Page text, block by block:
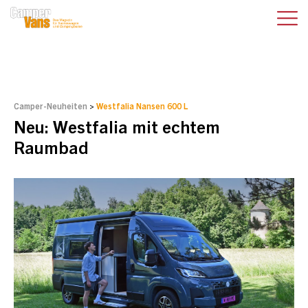
Camper-Neuheiten > Westfalia Nansen 600 L
Neu: Westfalia mit echtem
Raumbad